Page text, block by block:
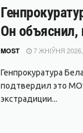
Он объяснил,
MOST 7 ЖНІЎНЯ 2026,
Генпрокуратура
подтвердил это
экстрадиции...